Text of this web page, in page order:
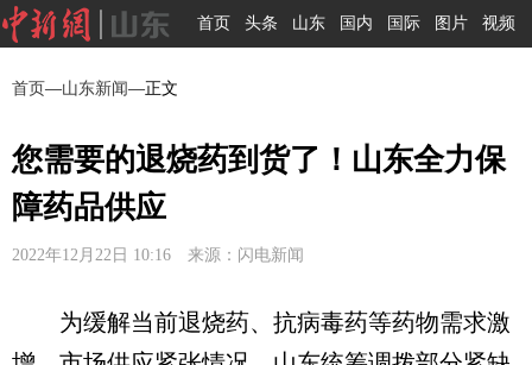
首页 头条 山东 国内 国际 图片 视频
首页—山东新闻—正文
您需要的退烧药到货了！山东全力保
障药品供应
2022年12月22日 10:16 来源：闪电新闻
为缓解当前退烧药、抗病毒药等药物需求激